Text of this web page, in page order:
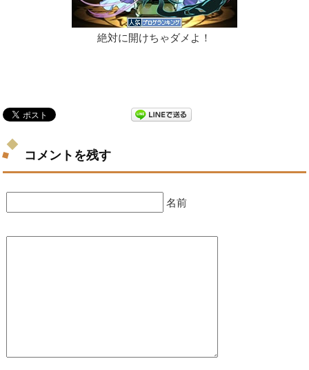
絶対に開けちゃダメよ！
コメントを残す
名前